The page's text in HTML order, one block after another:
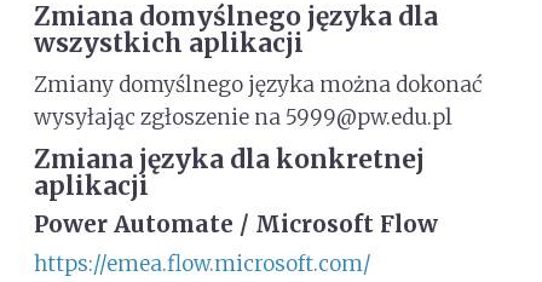
Zmiana domyślnego języka dla
wszystkich aplikacji
Zmiany domyślnego języka można dokonać
wysyłając zgłoszenie na 5999@pw.edu.pl
Zmiana języka dla konkretnej
aplikacji
Power Automate / Microsoft Flow
https://emea.flow.microsoft.com/